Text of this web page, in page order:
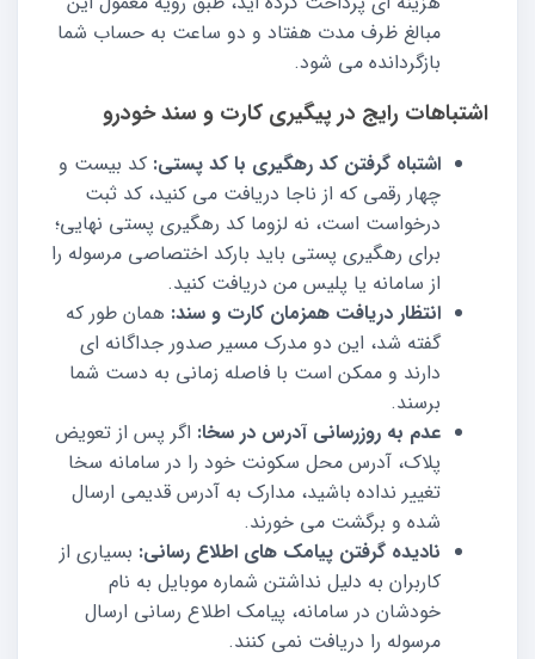
مبالغ ظرف مدت هفتاد و دو ساعت به حساب شما
بازگردانده می شود.
اشتباهات رایج در پیگیری کارت و سند خودرو
اشتباه گرفتن کد رهگیری با کد پستی: کد بیست و
چهار رقمی که از ناجا دریافت می کنید، کد ثبت
درخواست است، نه لزوما کد رهگیری پستی نهایی؛
برای رهگیری پستی باید بارکد اختصاصی مرسوله را
از سامانه یا پلیس من دریافت کنید.
انتظار دریافت همزمان کارت و سند: همان طور که
گفته شد، این دو مدرک مسیر صدور جداگانه ای
دارند و ممکن است با فاصله زمانی به دست شما
برسند.
عدم به روزرسانی آدرس در سخا: اگر پس از تعویض
پلاک، آدرس محل سکونت خود را در سامانه سخا
تغییر نداده باشید، مدارک به آدرس قدیمی ارسال
شده و برگشت می خورند.
نادیده گرفتن پیامک های اطلاع رسانی: بسیاری از
کاربران به دلیل نداشتن شماره موبایل به نام
خودشان در سامانه، پیامک اطلاع رسانی ارسال
مرسوله را دریافت نمی کنند.